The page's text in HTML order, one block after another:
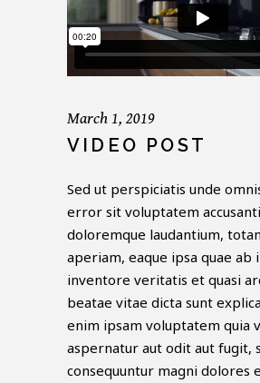
March 1, 2019
VIDEO POST
Sed ut perspiciatis unde
error sit voluptatem
doloremque laudantium,
aperiam, eaque ipsa quae ab
inventore veritatis et quasi
beatae vitae dicta sunt
enim ipsam voluptatem quia
aspernatur aut odit aut fugit,
consequuntur magni dolores